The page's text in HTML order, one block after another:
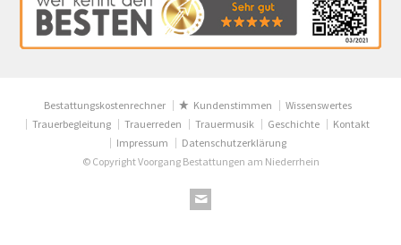
Bestattungskostenrechner Kundenstimmen
Wissenswertes
Trauerbegleitung
Trauerreden Trauermusik Geschichte
Kontakt
Impressum
Datenschutzerklärung
© Copyright Voorgang Bestattungen am Niederrhein